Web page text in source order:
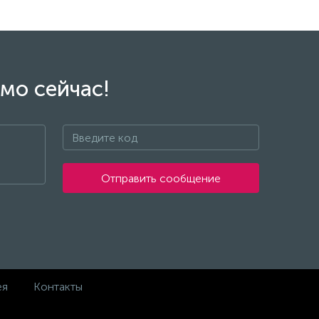
сейчас!
Отправить сообщение
Контакты